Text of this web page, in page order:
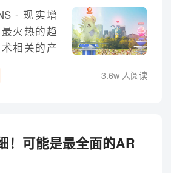
- 现实增
火热的趋
相关的产
家的产品
开发者套
的春天已
借助现实
了不少有
3.6w 人阅读
！可能是最全面的AR